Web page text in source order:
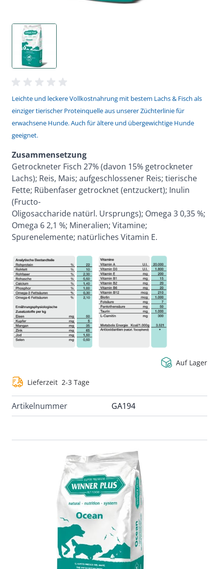
Leichte und leckere Vollkostnahrung mit bestem Lachs& Fisch als
einziger tierischer Proteinquelleaus unserer Züchterliniefür
erwachsene Hunde. Auch für ältere und übergewichtige Hunde
geeignet.
Zusammensetzung
Getrockneter Fisch 27% (davon 15% getrockneter
Lachs); Reis, Mais; aufgeschlossener Reis; tierische
Fette; Rübenfaser getrocknet (entzuckert); Inulin
(Fructo-
Oligosaccharide natürl. Ursprungs); Omega 3 0,35 %;
Omega 6 2,1 %; Mineralien; Vitamine;
Spurenelemente; natürliches Vitamin E.
Auf Lager
Lieferzeit 2-3 Tage
Artikelnummer GA194